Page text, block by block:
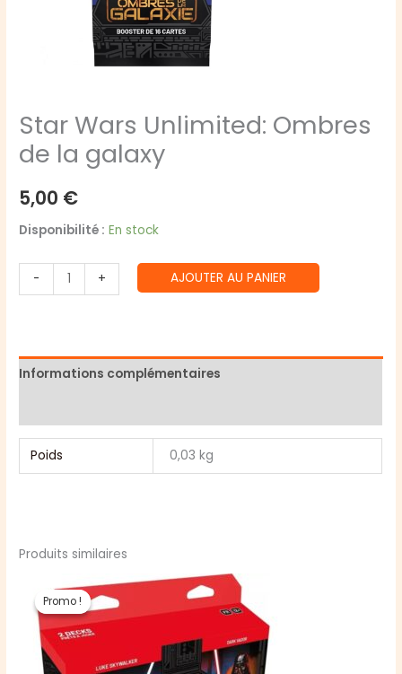
Star Wars Unlimited: Ombres
de la galaxy
5,00 €
Disponibilité : En stock
-
quantité
de
Unlimited:
la
galaxy
+ AJOUTER AU PANIER
Informations complémentaires
Poids 0,03 kg
Produits similaires
Promo !
Promo !